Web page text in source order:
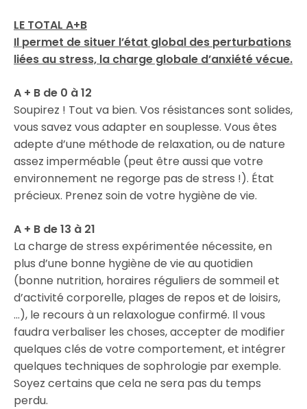
LE TOTAL A+B
Il permet de situer l’état global des perturbations
liées au stress, la charge globale d’anxiété vécue.
A + B de 0 à 12
Soupirez ! Tout va bien. Vos résistances sont solides,
vous savez vous adapter en souplesse. Vous êtes
adepte d’une méthode de relaxation, ou de nature
assez imperméable (peut être aussi que votre
environnement ne regorge pas de stress !). État
précieux. Prenez soin de votre hygiène de vie.
A + B de 13 à 21
La charge de stress expérimentée nécessite, en
plus d’une bonne hygiène de vie au quotidien
(bonne nutrition, horaires réguliers de sommeil et
d’activité corporelle, plages de repos et de loisirs,
…), le recours à un relaxologue confirmé. Il vous
faudra verbaliser les choses, accepter de modifier
quelques clés de votre comportement, et intégrer
quelques techniques de sophrologie par exemple.
Soyez certains que cela ne sera pas du temps
perdu.